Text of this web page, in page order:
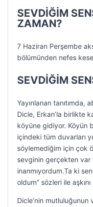
SEVDİĞİM
ZAMAN?
7 Haziran Perşembe
bölümünden nefes
SEVDİĞİM
Yayınlanan tanıtımda,
Dicle, Erkan’la birlikte
köyüne gidiyor. Köyün
içindeki tüm duvarları
söylemediğim için çok
sevginin gerçekten
inanmıyordum.Ta ki
oldum” sözleri ile
Dicle’nin